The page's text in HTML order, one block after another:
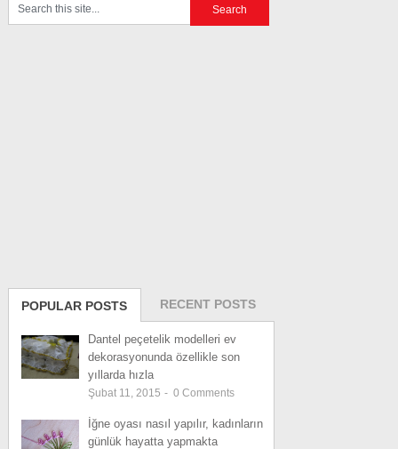
POPULAR POSTS RECENT POSTS
Dantel peçetelik modelleri ev
dekorasyonunda özellikle son
yıllarda hızla
Şubat 11, 2015 - 0 Comments
İğne oyası nasıl yapılır, kadınların
günlük hayatta yapmakta